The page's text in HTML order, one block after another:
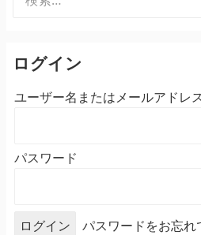
索:
ログイン
ユーザー名またはメールアドレ
パスワード
パスワードをお忘れ